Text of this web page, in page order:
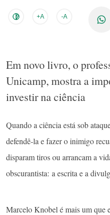
+A -A
Em novo livro, o
Unicamp, mostra a
investir na ciência
Quando a ciência está sob
defendê-la e fazer o inimigo
disparam tiros ou arrancam a
obscurantista: a escrita e a
Marcelo Knobel é mais um que